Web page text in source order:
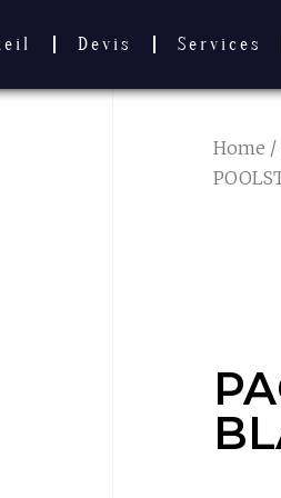
Devis Services
Home /